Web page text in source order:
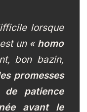
lorsque
un « homo
bon bazin,
promesses
de patience
avant le